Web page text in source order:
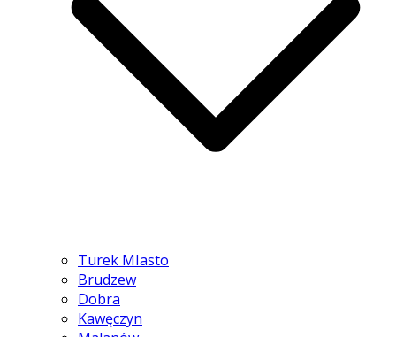
Turek MIasto
Brudzew
Dobra
Kawęczyn